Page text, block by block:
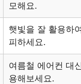
모해요.
햇빛을 잘 활용하
피하세요.
여름철 에어컨 대
용해보세요.